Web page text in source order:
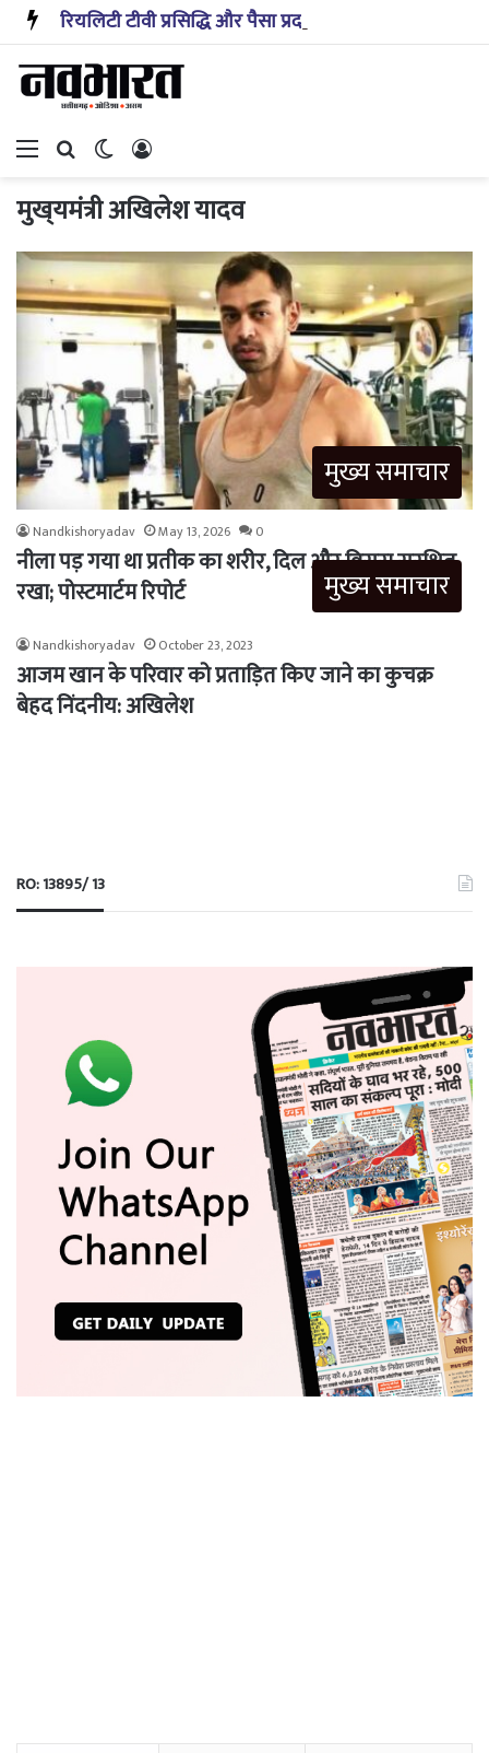
Menu Search forSwitch skin
मुख्­यमंत्री अखिलेश यादव
मुख्य समाचार
Nandkishoryadav May 13, 2026 0
नीला पड़ गया था प्रतीक का शरीर, दिल और विसरा सुरक्षित
रखा; पोस्टमार्टम रिपोर्ट
मुख्य समाचार
Nandkishoryadav October 23, 2023
आजम खान के परिवार को प्रताड़ित किए जाने का कुचक्र
बेहद निंदनीय: अखिलेश
RO: 13895/ 13